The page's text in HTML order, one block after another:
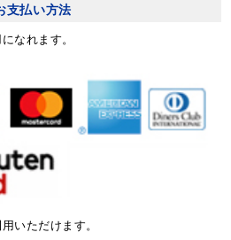
支払い方法
なれます。
いただけます。